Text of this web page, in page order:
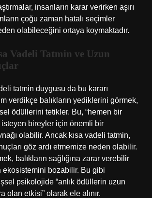
insanların karar verirken aşırı
çoğu zaman hatalı seçimler
olabileceğini ortaya koymaktadır.
Vadeli Tatmin ve Uzun
tatmin duygusu da bu kararı
verdikçe balıkların yediklerini görmek,
ödüllerini tetikler. Bu, “hemen bir
isteyen bireyler için önemli bir
olabilir. Ancak kısa vadeli tatmin,
göz ardı etmemize neden olabilir.
balıkların sağlığına zarar verebilir
ekosistemini bozabilir. Bu gibi
psikolojide “anlık ödüllerin uzun
olan etkisi” olarak ele alınır.